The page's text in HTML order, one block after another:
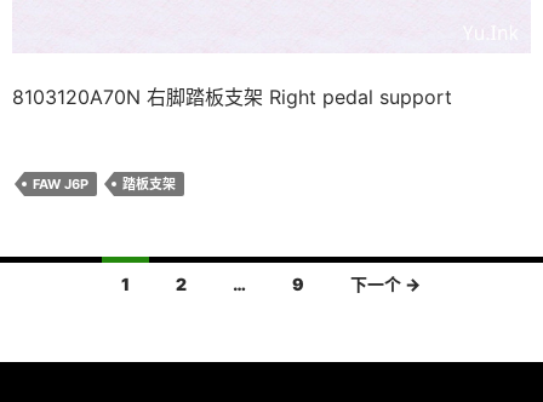
8103120A70N 右脚踏板支架 Right pedal support
FAW J6P 踏板支架
导
1 2 … 9 下一个 →